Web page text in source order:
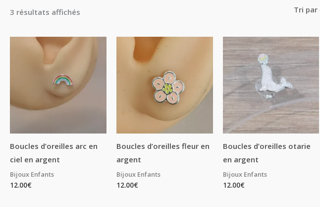
3 résultats affichés
Boucles d’oreilles arc en
ciel en argent
Bijoux Enfants
12.00€
Boucles d’oreilles fleur en
argent
Bijoux Enfants
12.00€
Boucles d’oreilles otarie
en argent
Bijoux Enfants
12.00€